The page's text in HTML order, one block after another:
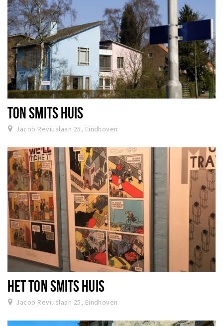
TON SMITS HUIS
Jacob Reviuslaan 25, Eindhoven
HET TON SMITS HUIS
Jacob Reviuslaan 25, Eindhoven